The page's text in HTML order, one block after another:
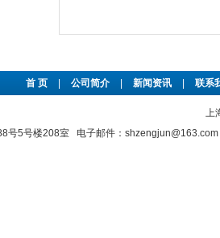
首 页 公司简介 新闻资讯 联系
上
号5号楼208室 电子邮件：